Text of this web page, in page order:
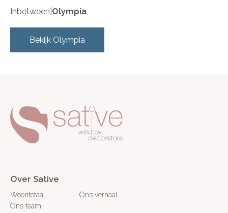
Inbetween Olympia
Bekijk Olympia
Over Sative
Woontotaal
Ons verhaal
Ons team